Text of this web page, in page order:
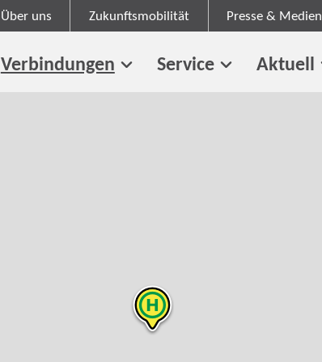
Über uns Zukunftsmobilität Presse & Medien
Verbindungen Service Aktuell